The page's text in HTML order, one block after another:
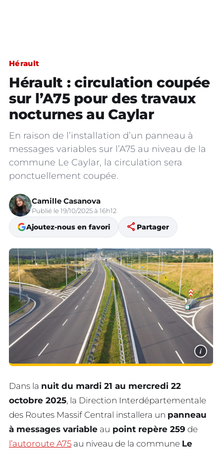
Hérault
Hérault : circulation coupée
sur l’A75 pour des travaux
nocturnes au Caylar
En raison de l’installation d’un panneau à
messages variables sur l’A75 au niveau de la
commune Le Caylar, la circulation sera
ponctuellement coupée.
Camille Casanova
Publié le 19/10/2025 à 16h12
Ajoutez-nous en favori share Partager
i
Dans la nuit du mardi 21 au mercredi 22
octobre 2025, la Direction Interdépartementale
des Routes Massif Central installera un panneau
à messages variable au point repère 259 de
l’autoroute A75 au niveau de la commune Le